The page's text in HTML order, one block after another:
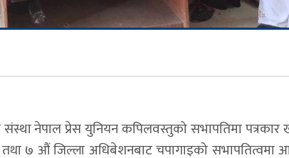
नेपाल प्रेस युनियन कपिलवस्तुको सभापतिमा पत्रकार
७ औं जिल्ला अधिबेशनबाट चपागाइको सभापतित्वमा